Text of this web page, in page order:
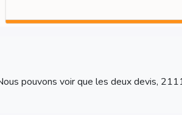
pouvons voir que les deux devis,